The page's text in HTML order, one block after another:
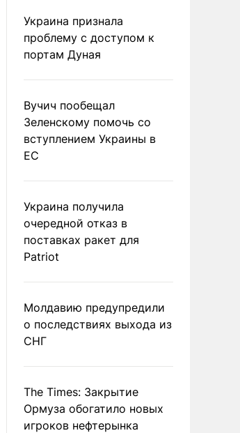
Украина признала
проблему с доступом к
портам Дуная
Вучич пообещал
Зеленскому помочь со
вступлением Украины в
ЕС
Украина получила
очередной отказ в
поставках ракет для
Patriot
Молдавию предупредили
о последствиях выхода из
СНГ
The Times: Закрытие
Ормуза обогатило новых
игроков нефтерынка